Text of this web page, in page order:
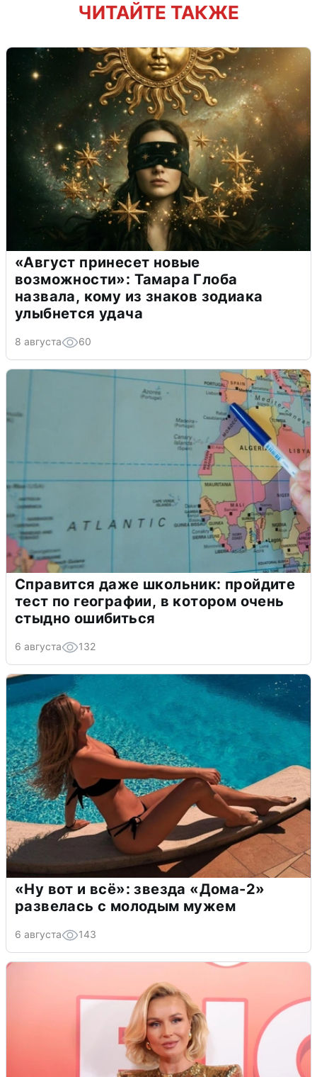
ЧИТАЙТЕ ТАКЖЕ
«Август принесет новые
возможности»: Тамара Глоба
назвала, кому из знаков зодиака
улыбнется удача
8 августа 60
Справится даже школьник: пройдите
тест по географии, в котором очень
стыдно ошибиться
6 августа 132
«Ну вот и всё»: звезда «Дома-2»
развелась с молодым мужем
6 августа 143